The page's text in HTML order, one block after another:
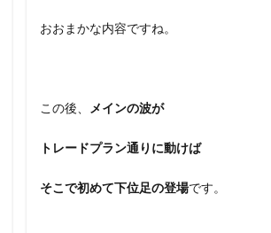
おおまかな内容ですね。
この後、 メインの波が
トレードプラン通りに動けば
そこで初めて下位足の登場です。